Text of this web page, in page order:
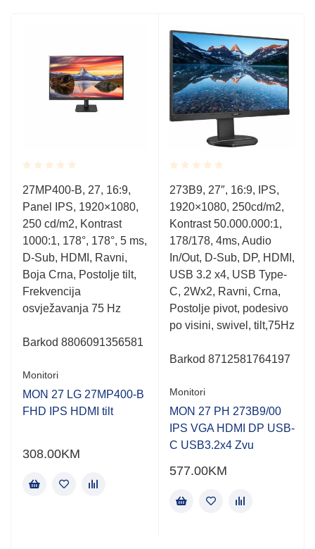
Rated
0.001
out
of
5
27MP400-B, 27, 16:9,
Panel IPS, 1920×1080,
250 cd/m2, Kontrast
1000:1, 178°, 178°, 5 ms,
D-Sub, HDMI, Ravni,
Boja Crna, Postolje tilt,
Frekvencija
osvježavanja 75 Hz
Barkod 8806091356581
Monitori
MON 27 LG 27MP400-B
FHD IPS HDMI tilt
308.00KM
Rated
0.001
out
of
5
273B9, 27″, 16:9, IPS,
1920×1080, 250cd/m2,
Kontrast 50.000.000:1,
178/178, 4ms, Audio
In/Out, D-Sub, DP, HDMI,
USB 3.2 x4, USB Type-
C, 2Wx2, Ravni, Crna,
Postolje pivot, podesivo
po visini, swivel, tilt,75Hz
Barkod 8712581764197
Monitori
MON 27 PH 273B9/00
IPS VGA HDMI DP USB-
C USB3.2x4 Zvu
577.00KM